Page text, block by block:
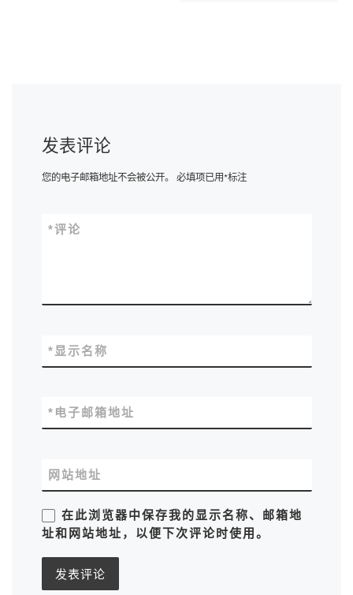
发表评论
您的电子邮箱地址不会被公开。 必填项已用*标注
评论
*
显示名称
*
电子邮箱地址
*
网站地址
在此浏览器中保存我的显示名称、邮箱地
址和网站地址，以便下次评论时使用。